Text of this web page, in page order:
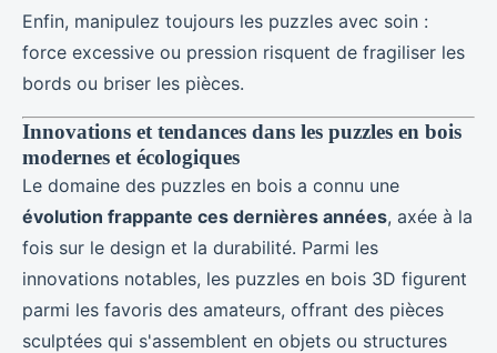
Enfin, manipulez toujours les puzzles avec soin :
force excessive ou pression risquent de fragiliser les
bords ou briser les pièces.
Innovations et tendances dans les puzzles en bois
modernes et écologiques
Le domaine des puzzles en bois a connu une
évolution frappante ces dernières années, axée à la
fois sur le design et la durabilité. Parmi les
innovations notables, les puzzles en bois 3D figurent
parmi les favoris des amateurs, offrant des pièces
sculptées qui s'assemblent en objets ou structures